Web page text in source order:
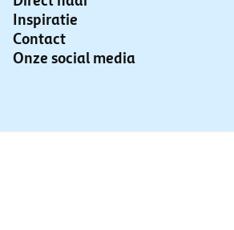
Inspiratie
Contact
Onze social media